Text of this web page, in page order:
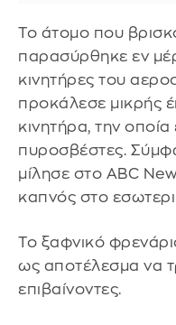
Το άτομο που
παρασύρθηκε εν
κινητήρες του
προκάλεσε μικρής
κινητήρα, την
πυροσβέστες.
μίλησε στο ABC
καπνός στο
Το ξαφνικό
ως αποτέλεσμα να
επιβαίνοντες.